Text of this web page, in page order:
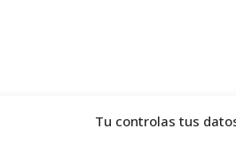
Tu controlas tus